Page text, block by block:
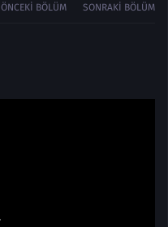
ÖNCEKI BÖLÜM SONRAKI BÖLÜM